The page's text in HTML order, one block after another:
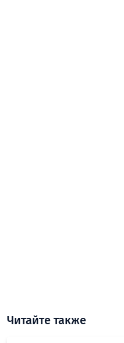
Читайте также